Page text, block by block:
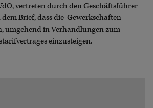
vertreten durch den Geschäftsführer
Brief, dass die Gewerkschaften
umgehend in Verhandlungen zum
einzusteigen.